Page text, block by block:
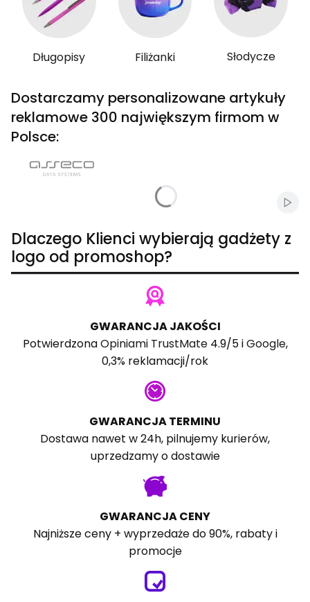
Długopisy Filiżanki Słodycze
Dostarczamy personalizowane artykuły
reklamowe 300 największym firmom w
Polsce:
Dlaczego Klienci wybierają gadżety z
logo od promoshop?
GWARANCJA JAKOŚCI
PotwierdzonaOpiniami TrustMate4.9/5 iGoogle,
0,3% reklamacji/rok
GWARANCJA TERMINU
Dostawa nawet w 24h, pilnujemy kurierów,
uprzedzamy o dostawie
GWARANCJA CENY
Najniższe ceny + wyprzedaże do 90%, rabaty i
promocje